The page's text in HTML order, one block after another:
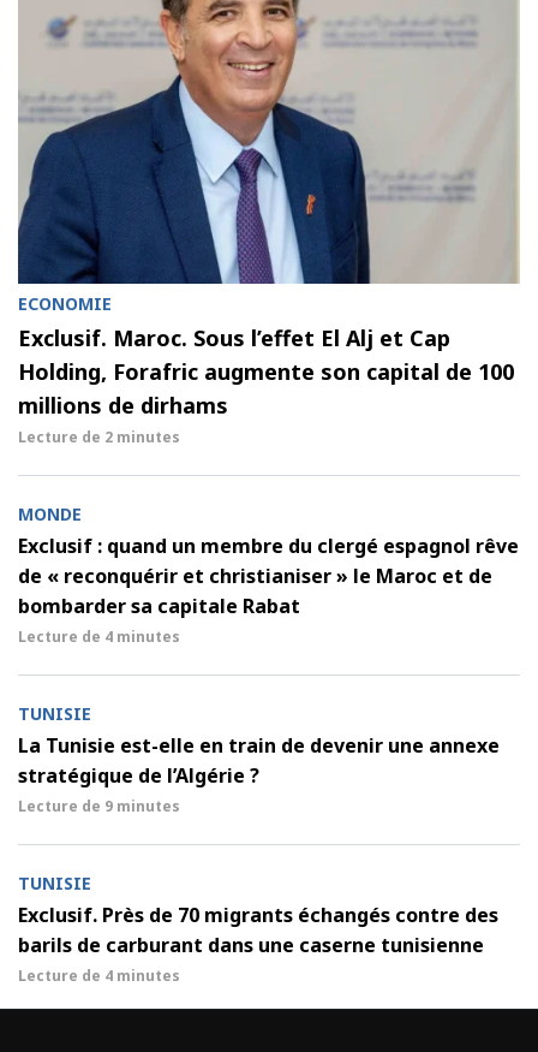
ECONOMIE
Exclusif. Maroc. Sous l’effet El Alj et Cap
Holding, Forafric augmente son capital de 100
millions de dirhams
Lecture de 2 minutes
MONDE
Exclusif : quand un membre du clergé espagnol rêve
de « reconquérir et christianiser » le Maroc et de
bombarder sa capitale Rabat
Lecture de 4 minutes
TUNISIE
La Tunisie est-elle en train de devenir une annexe
stratégique de l’Algérie ?
Lecture de 9 minutes
TUNISIE
Exclusif. Près de 70 migrants échangés contre des
barils de carburant dans une caserne tunisienne
Lecture de 4 minutes